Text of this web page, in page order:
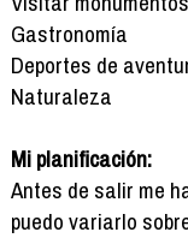
Gastronomía
Deportes de
Naturaleza
Mi planificación:
Antes de salir me
puedo variarlo